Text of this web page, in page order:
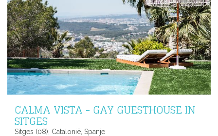
CALMA VISTA - GAY GUESTHOUSE IN
SITGES
Sitges (08), Catalonië, Spanje